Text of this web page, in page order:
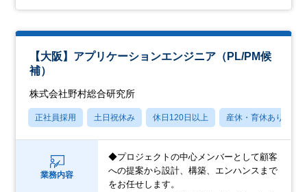
【大阪】アプリケーションエンジニア（PL/PM候
補）
株式会社野村総合研究所
正社員採用 土日祝休み 休日120日以上 産休・育休あり
業務内容
◆プロジェクトの中心メンバーとして顧客
への提案から設計、構築、エンハンスまで
をお任せします。